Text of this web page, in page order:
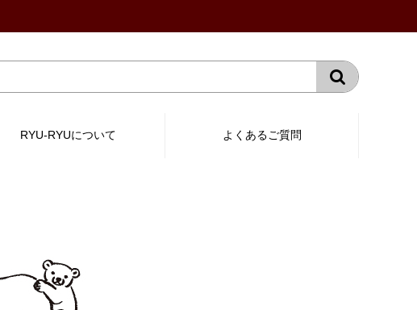
RYU-RYUについて よくあるご質問